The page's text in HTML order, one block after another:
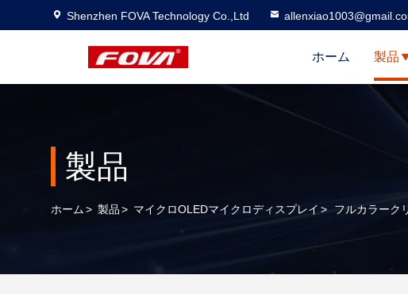
Shenzhen FOVA Technology Co.,Ltd
ホーム 製品
製品
ホーム> 製品> マイクロOLEDマイクロディスプレイ > フルカラーク